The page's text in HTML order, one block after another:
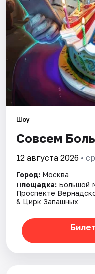
Рейтинги
Шоу
Совсем
12 августа 2026 •
Город: Москва
Площадка: Большой
Проспекте
& Цирк Запашных